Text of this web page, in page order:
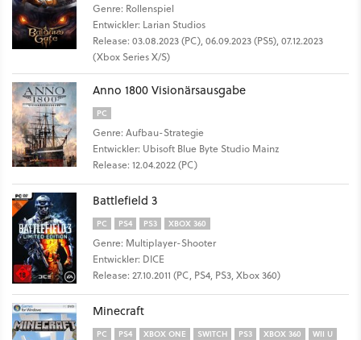
Genre: Rollenspiel
Entwickler: Larian Studios
Release: 03.08.2023 (PC), 06.09.2023 (PS5), 07.12.2023
(Xbox Series X/S)
Anno 1800 Visionärsausgabe
PC
Genre: Aufbau-Strategie
Entwickler: Ubisoft Blue Byte Studio Mainz
Release: 12.04.2022 (PC)
Battlefield 3
PC PS4 PS3 XBOX 360
Genre: Multiplayer-Shooter
Entwickler: DICE
Release: 27.10.2011 (PC, PS4, PS3, Xbox 360)
Minecraft
PC PS4 XBOX ONE SWITCH PS3 XBOX 360
WII U